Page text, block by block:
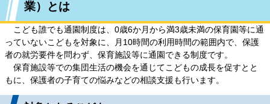
業）とは
こども誰でも通園制度は、0歳6か月から満3歳未満の保育園等に通
っていないこどもを対象に、月10時間の利用時間の範囲内で、保護
者の就労要件を問わず、保育施設等に通園できる制度です。
保育施設等での集団生活の機会を通じてこどもの成長を促すとと
もに、保護者の子育ての悩みなどの相談支援も行います。